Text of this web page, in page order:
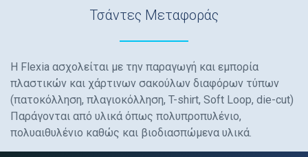
Τσάντες Μεταφοράς
Η Flexia ασχολείται με την παραγωγή και εμπορία
πλαστικών και χάρτινων σακούλων διαφόρων τύπων
(πατοκόλληση, πλαγιοκόλληση, T-shirt, Soft Loop, die-cut)
Παράγονται από υλικά όπως πολυπροπυλένιο,
πολυαιθυλένιο καθώς και βιοδιασπώμενα υλικά.